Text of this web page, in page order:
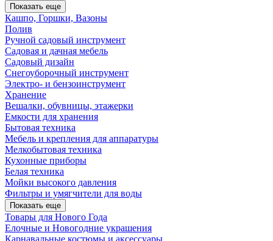
Показать еще
Кашпо, Горшки, Вазоны
Полив
Ручной садовый инструмент
Садовая и дачная мебель
Садовый дизайн
Снегоуборочный инструмент
Электро- и бензоинструмент
Хранение
Вешалки, обувницы, этажерки
Емкости для хранения
Бытовая техника
Мебель и крепления для аппаратуры
Мелкобытовая техника
Кухонные приборы
Белая техника
Мойки высокого давления
Фильтры и умягчители для воды
Показать еще
Товары для Нового Года
Елочные и Новогодние украшения
Карнавальные костюмы и аксессуары